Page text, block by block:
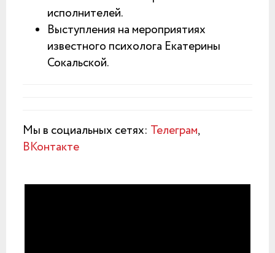
исполнителей.
Выступления на мероприятиях
известного психолога Екатерины
Сокальской.
Мы в социальных сетях: Телеграм,
ВКонтакте